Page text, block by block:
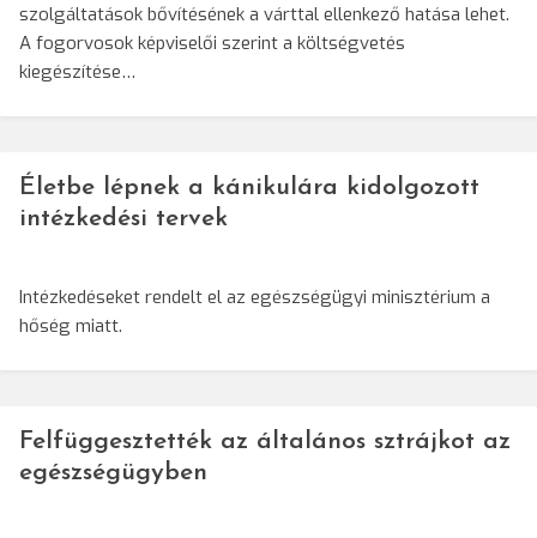
szolgáltatások bővítésének a várttal ellenkező hatása lehet.
A fogorvosok képviselői szerint a költségvetés
kiegészítése…
Életbe lépnek a kánikulára kidolgozott
intézkedési tervek
Intézkedéseket rendelt el az egészségügyi minisztérium a
hőség miatt.
Felfüggesztették az általános sztrájkot az
egészségügyben